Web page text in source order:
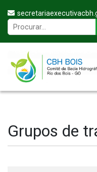
Grupos de